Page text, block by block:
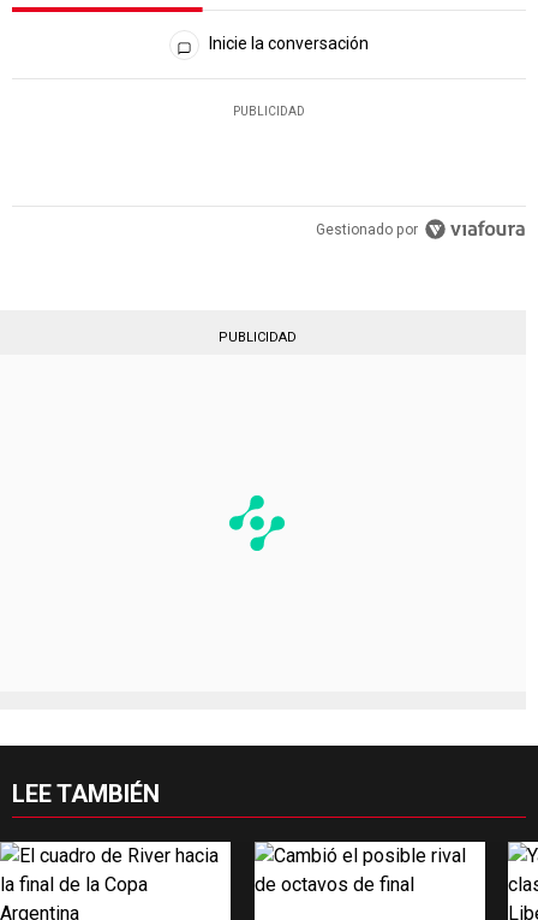
Todos los comentarios
Inicie la conversación
PUBLICIDAD
Gestionado por
PUBLICIDAD
LEE TAMBIÉN